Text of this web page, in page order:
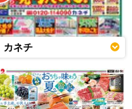
カネチ